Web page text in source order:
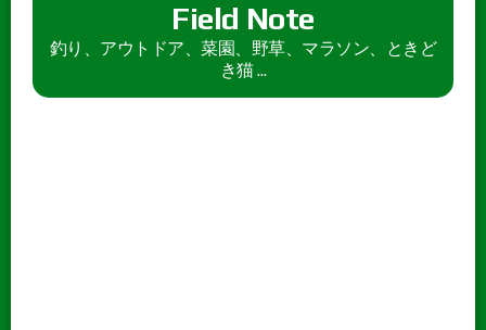
Field Note
釣り、アウトドア、菜園、野草、マラソン、ときど
き猫 ...